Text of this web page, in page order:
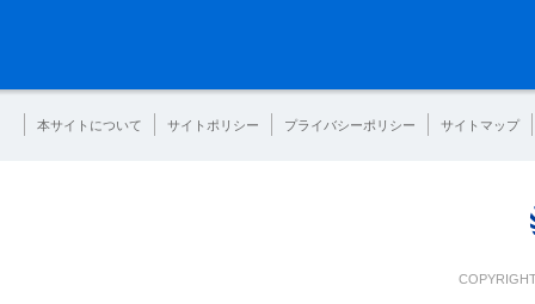
本サイトについて サイトポリシー プライバシーポリシー サイトマップ